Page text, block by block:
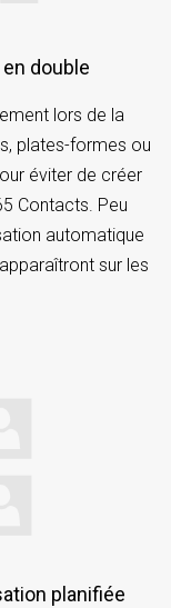
double
lors de la
plates-formes ou
éviter de créer
Contacts. Peu
automatique
sur les
planifiée